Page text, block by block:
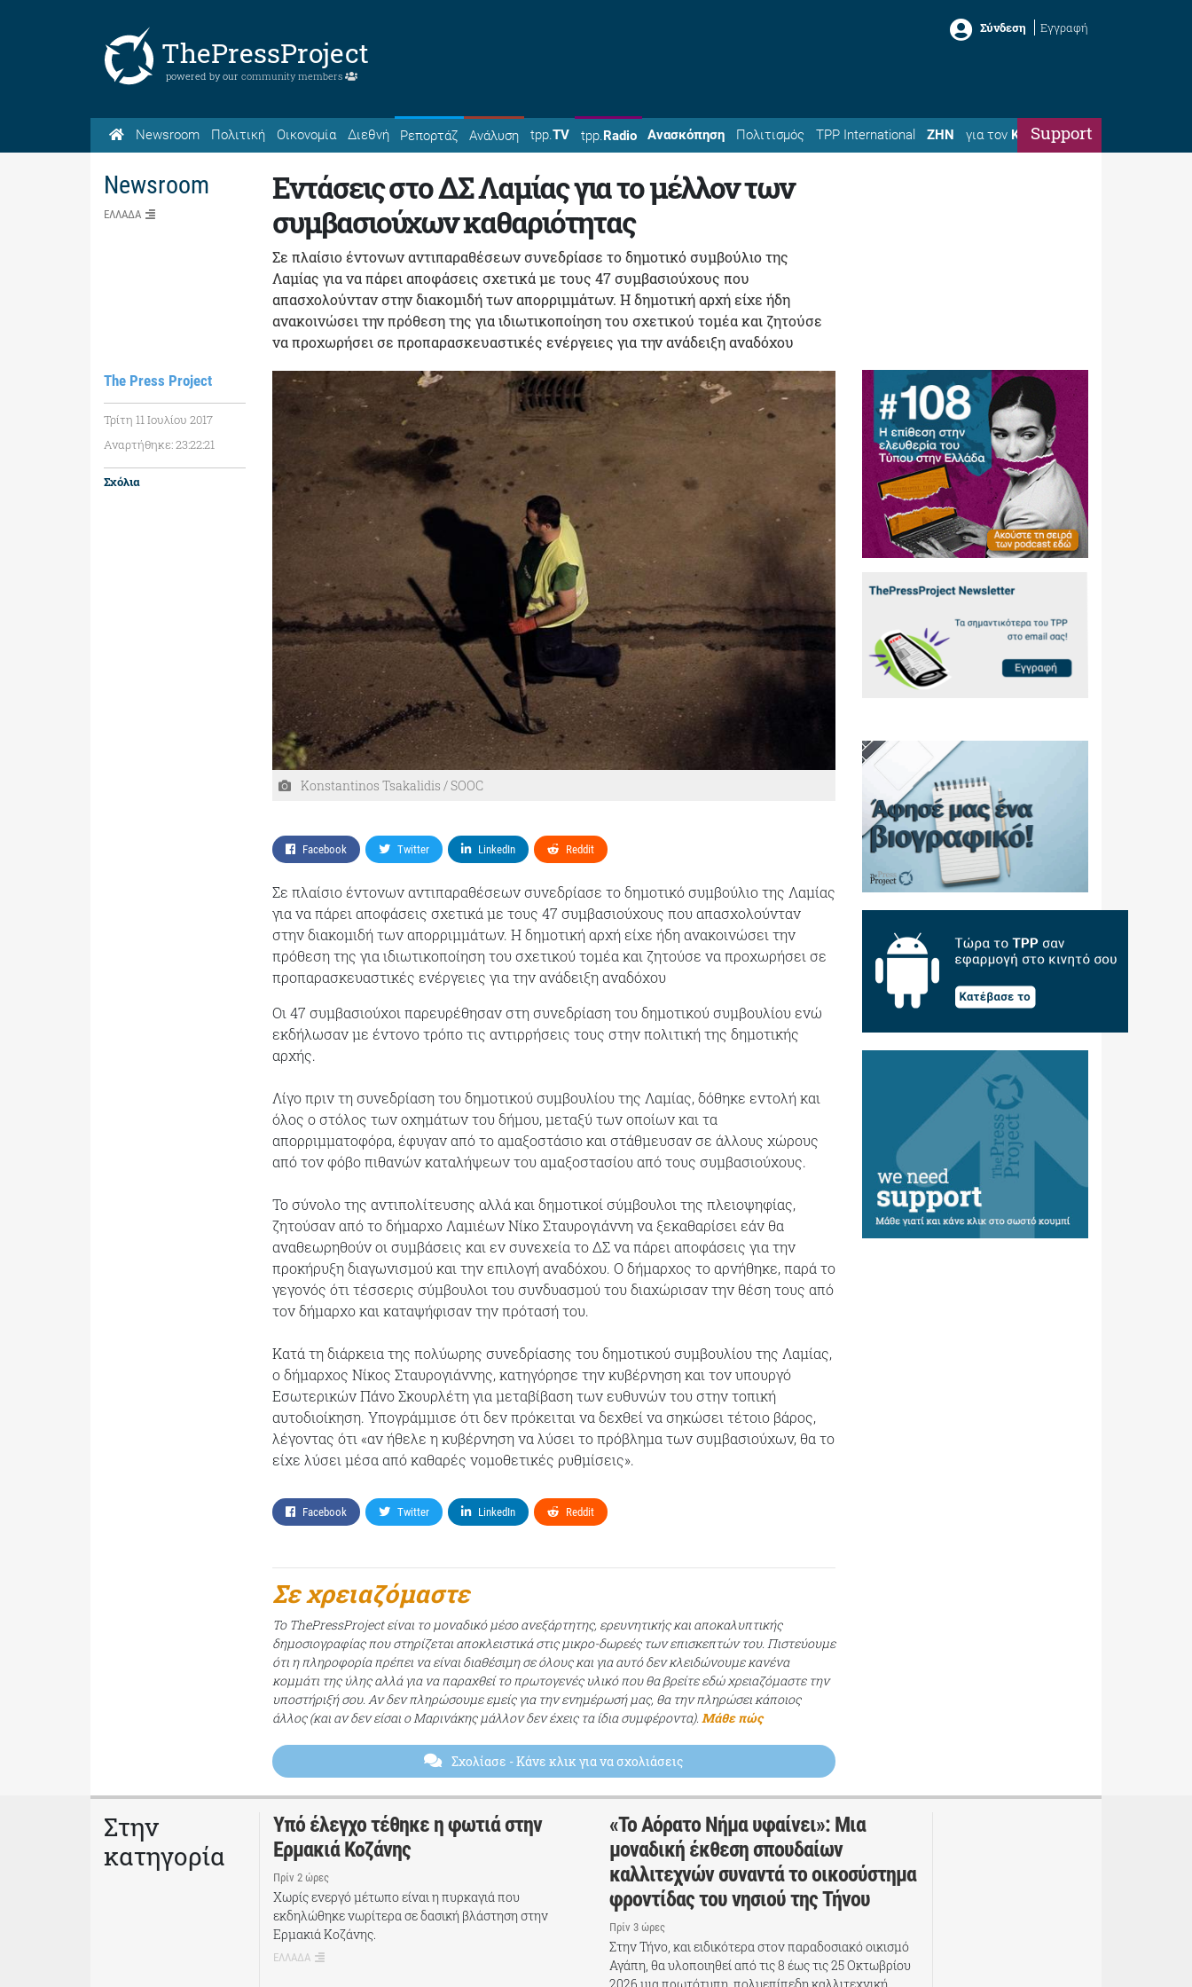
ThePressProject
powered by our community members
Σύνδεση Εγγραφή
Newsroom Πολιτική Οικονομία Διεθνή Ρεπορτάζ Ανάλυση tpp.TV tpp.Radio Ανασκόπηση Πολιτισμός TPP International ΖΗΝ για τον ΚώσταSupport
Newsroom
ΕΛΛΑΔΑ
The Press Project
Τρίτη 11 Ιουλίου 2017
Αναρτήθηκε: 23:22:21
Σχόλια
Εντάσεις στο ΔΣ Λαμίας για το μέλλον των
συμβασιούχων καθαριότητας
Σε πλαίσιο έντονων αντιπαραθέσεων συνεδρίασε το δημοτικό συμβούλιο της
Λαμίας για να πάρει αποφάσεις σχετικά με τους 47 συμβασιούχους που
απασχολούνταν στην διακομιδή των απορριμμάτων. Η δημοτική αρχή είχε ήδη
ανακοινώσει την πρόθεση της για ιδιωτικοποίηση του σχετικού τομέα και ζητούσε
να προχωρήσει σε προπαρασκευαστικές ενέργειες για την ανάδειξη αναδόχου
Konstantinos Tsakalidis / SOOC
Facebook Twitter LinkedIn Reddit
Σε πλαίσιο έντονων αντιπαραθέσεων συνεδρίασε το δημοτικό συμβούλιο της Λαμίας
για να πάρει αποφάσεις σχετικά με τους 47 συμβασιούχους που απασχολούνταν
στην διακομιδή των απορριμμάτων. Η δημοτική αρχή είχε ήδη ανακοινώσει την
πρόθεση της για ιδιωτικοποίηση του σχετικού τομέα και ζητούσε να προχωρήσει σε
προπαρασκευαστικές ενέργειες για την ανάδειξη αναδόχου
Οι 47 συμβασιούχοι παρευρέθησαν στη συνεδρίαση του δημοτικού συμβουλίου ενώ
εκδήλωσαν με έντονο τρόπο τις αντιρρήσεις τους στην πολιτική της δημοτικής
αρχής.
Λίγο πριν τη συνεδρίαση του δημοτικού συμβουλίου της Λαμίας, δόθηκε εντολή και
όλος ο στόλος των οχημάτων του δήμου, μεταξύ των οποίων και τα
απορριμματοφόρα, έφυγαν από το αμαξοστάσιο και στάθμευσαν σε άλλους χώρους
από τον φόβο πιθανών καταλήψεων του αμαξοστασίου από τους συμβασιούχους.
Το σύνολο της αντιπολίτευσης αλλά και δημοτικοί σύμβουλοι της πλειοψηφίας,
ζητούσαν από το δήμαρχο Λαμιέων Νίκο Σταυρογιάννη να ξεκαθαρίσει εάν θα
αναθεωρηθούν οι συμβάσεις και εν συνεχεία το ΔΣ να πάρει αποφάσεις για την
προκήρυξη διαγωνισμού και την επιλογή αναδόχου. Ο δήμαρχος το αρνήθηκε, παρά το
γεγονός ότι τέσσερις σύμβουλοι του συνδυασμού του διαχώρισαν την θέση τους από
τον δήμαρχο και καταψήφισαν την πρότασή του.
Κατά τη διάρκεια της πολύωρης συνεδρίασης του δημοτικού συμβουλίου της Λαμίας,
ο δήμαρχος Νίκος Σταυρογιάννης, κατηγόρησε την κυβέρνηση και τον υπουργό
Εσωτερικών Πάνο Σκουρλέτη για μεταβίβαση των ευθυνών του στην τοπική
αυτοδιοίκηση. Υπογράμμισε ότι δεν πρόκειται να δεχθεί να σηκώσει τέτοιο βάρος,
λέγοντας ότι «αν ήθελε η κυβέρνηση να λύσει το πρόβλημα των συμβασιούχων, θα το
είχε λύσει μέσα από καθαρές νομοθετικές ρυθμίσεις».
Facebook Twitter LinkedIn Reddit
Σε χρειαζόμαστε
Το ThePressProject είναι το μοναδικό μέσο ανεξάρτητης, ερευνητικής και αποκαλυπτικής
δημοσιογραφίας που στηρίζεται αποκλειστικά στις μικρο-δωρεές των επισκεπτών του. Πιστεύουμε
ότι η πληροφορία πρέπει να είναι διαθέσιμη σε όλους και για αυτό δεν κλειδώνουμε κανένα
κομμάτι της ύλης αλλά για να παραχθεί το πρωτογενές υλικό που θα βρείτε εδώ χρειαζόμαστε την
υποστήριξή σου. Αν δεν πληρώσουμε εμείς για την ενημέρωσή μας, θα την πληρώσει κάποιος
άλλος (και αν δεν είσαι ο Μαρινάκης μάλλον δεν έχεις τα ίδια συμφέροντα). Μάθε πώς
Σχολίασε - Κάνε κλικ για να σχολιάσεις
Στην
κατηγορία
Υπό έλεγχο τέθηκε η φωτιά στην
Ερμακιά Κοζάνης
Πρίν 2 ώρες
Χωρίς ενεργό μέτωπο είναι η πυρκαγιά που
εκδηλώθηκε νωρίτερα σε δασική βλάστηση στην
Ερμακιά Κοζάνης.
ΕΛΛΑΔΑ
«Το Αόρατο Νήμα υφαίνει»: Μια
μοναδική έκθεση σπουδαίων
καλλιτεχνών συναντά το οικοσύστημα
φροντίδας του νησιού της Τήνου
Πρίν 3 ώρες
Στην Τήνο, και ειδικότερα στον παραδοσιακό οικισμό
Αγάπη, θα υλοποιηθεί από τις 8 έως τις 25 Οκτωβρίου